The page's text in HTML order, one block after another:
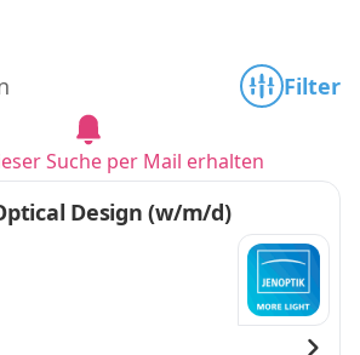
Filter
Suche per Mail erhalten
Design (w/m/d)